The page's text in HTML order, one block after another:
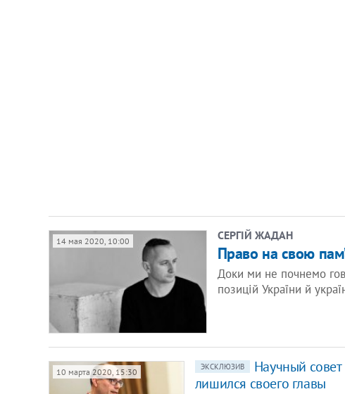
14 мая 2020, 10:00 СЕРГІЙ ЖАДАН
Право на свою
Доки ми не почнемо
позицій України й
10 марта 2020, 15:30 ЭКСКЛЮЗИВ
Научный
лишился своего главы